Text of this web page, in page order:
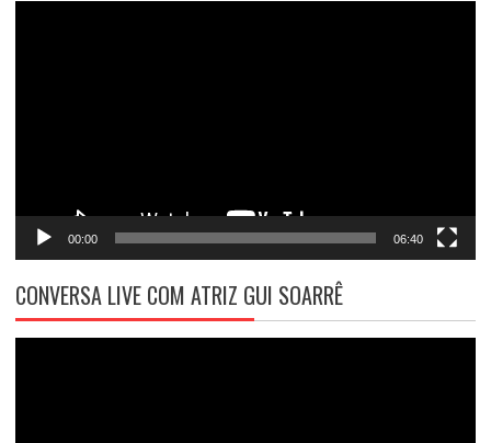
00:00 06:40
CONVERSA LIVE COM ATRIZ GUI SOARRÊ